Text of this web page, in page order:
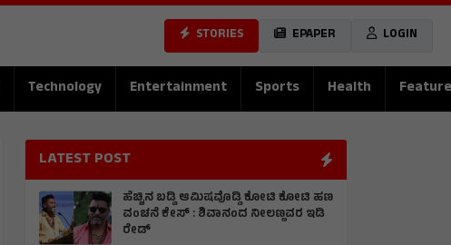
STORIES EPAPER LOGIN
Technology Entertainment Sports Health Feature
LATEST POST
ಹೆಚ್ಚಿನ ಬಡ್ಡಿ ಆಮಿಷವೊಡ್ಡಿ ಕೋಟಿ ಕೋಟಿ ಹಣ
ವಂಚನೆ ಕೇಸ್ : ಶಿವಾನಂದ ನೀಲಣ್ಣವರ ಇಡಿ
ರೇಡ್